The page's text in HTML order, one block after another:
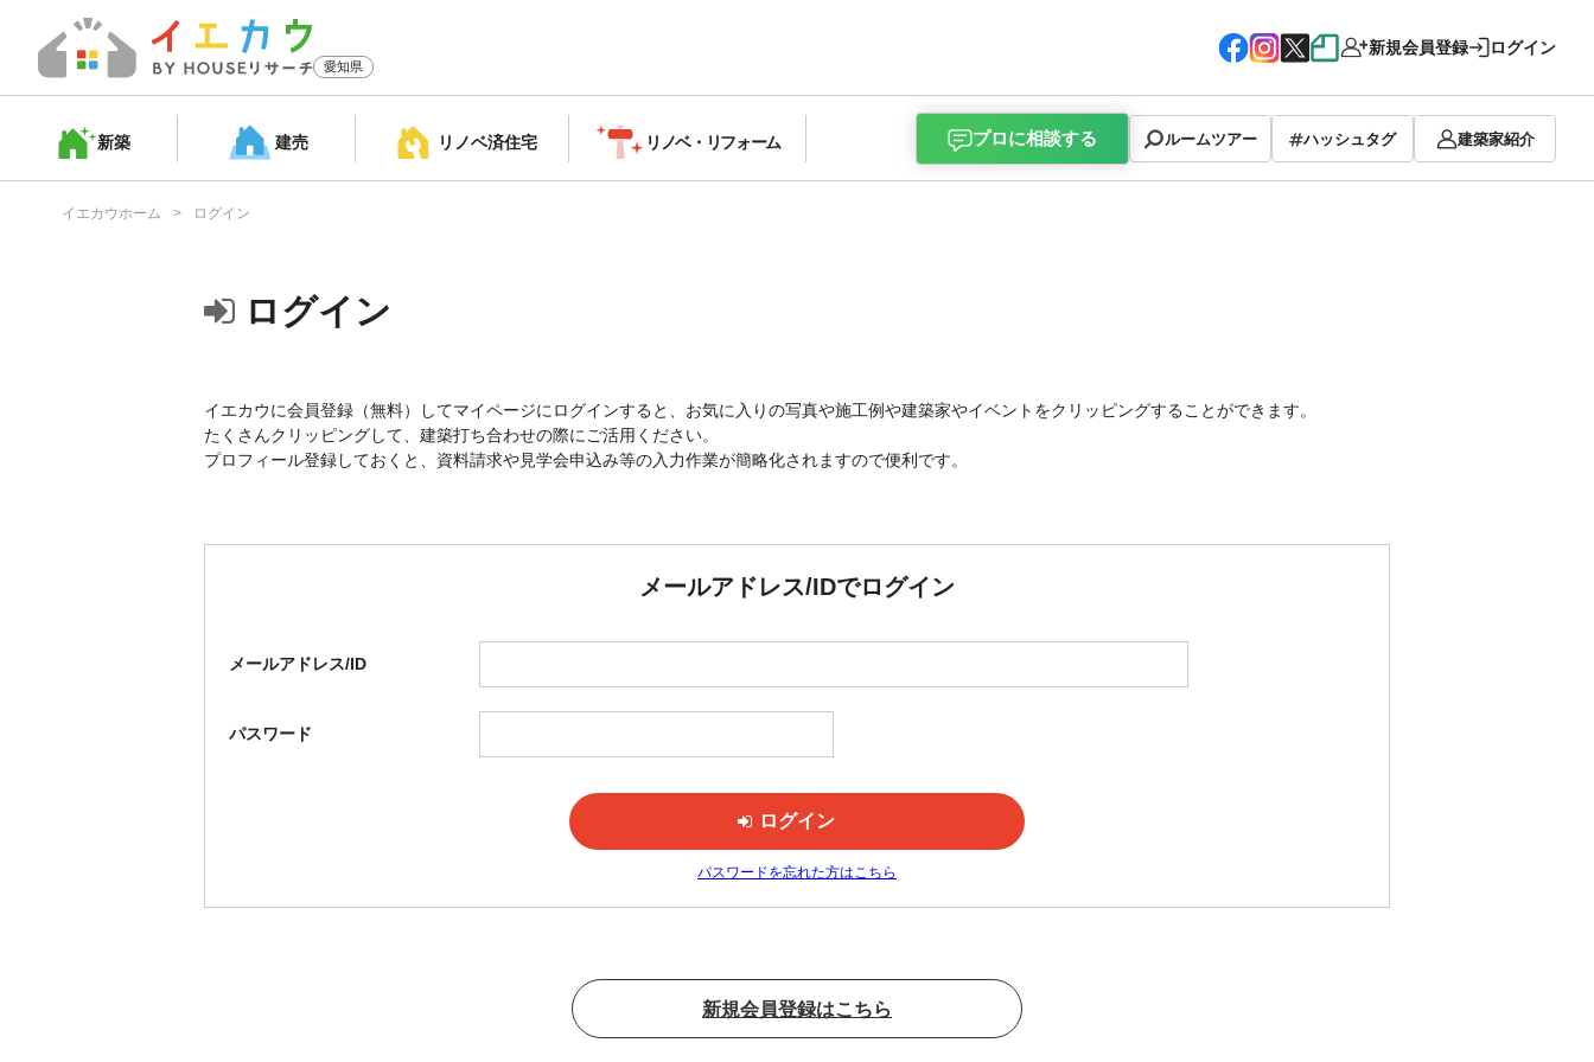
愛知県
新規会員登録 ログイン
新築 建売 リノベ済住宅 リノベ・ リフォーム プロに相談する ルームツアー ハッシュタグ 建築家紹介
イエカウホーム ログイン
ログイン
イエカウに会員登録（無料）してマイページにログインすると、お気に入りの写真や施工例や建築家やイベントをクリッピングすることができます。
たくさんクリッピングして、建築打ち合わせの際にご活用ください。
プロフィール登録しておくと、資料請求や見学会申込み等の入力作業が簡略化されますので便利です。
メールアドレス/IDでログイン
メールアドレス/ID
パスワード
パスワードを忘れた方はこちら
新規会員登録はこちら